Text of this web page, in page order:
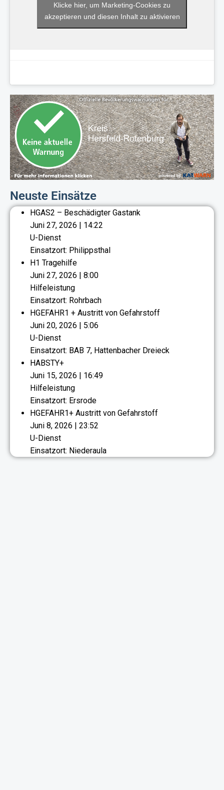
Klicke hier, um Marketing-Cookies zu
akzeptieren und diesen Inhalt zu aktivieren
Neuste Einsätze
HGAS2 – Beschädigter Gastank
Juni 27, 2026 | 14:22
U-Dienst
Einsatzort: Philippsthal
H1 Tragehilfe
Juni 27, 2026 | 8:00
Hilfeleistung
Einsatzort: Rohrbach
HGEFAHR1 + Austritt von Gefahrstoff
Juni 20, 2026 | 5:06
U-Dienst
Einsatzort: BAB 7, Hattenbacher Dreieck
HABSTY+
Juni 15, 2026 | 16:49
Hilfeleistung
Einsatzort: Ersrode
HGEFAHR1+ Austritt von Gefahrstoff
Juni 8, 2026 | 23:52
U-Dienst
Einsatzort: Niederaula